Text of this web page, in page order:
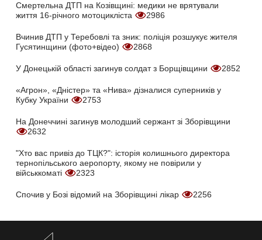
Смертельна ДТП на Козівщині: медики не врятували
життя 16-річного мотоцикліста
2986
Вчинив ДТП у Теребовлі та зник: поліція розшукує жителя
Гусятинщини (фото+відео)
2868
У Донецькій області загинув солдат з Борщівщини 2852
«Агрон», «Дністер» та «Нива» дізналися суперників у
Кубку України
2753
На Донеччині загинув молодший сержант зі Зборівщини
2632
"Хто вас привіз до ТЦК?": історія колишнього директора
тернопільського аеропорту, якому не повірили у
військкоматі
2323
Спочив у Бозі відомий на Зборівщині лікар 2256